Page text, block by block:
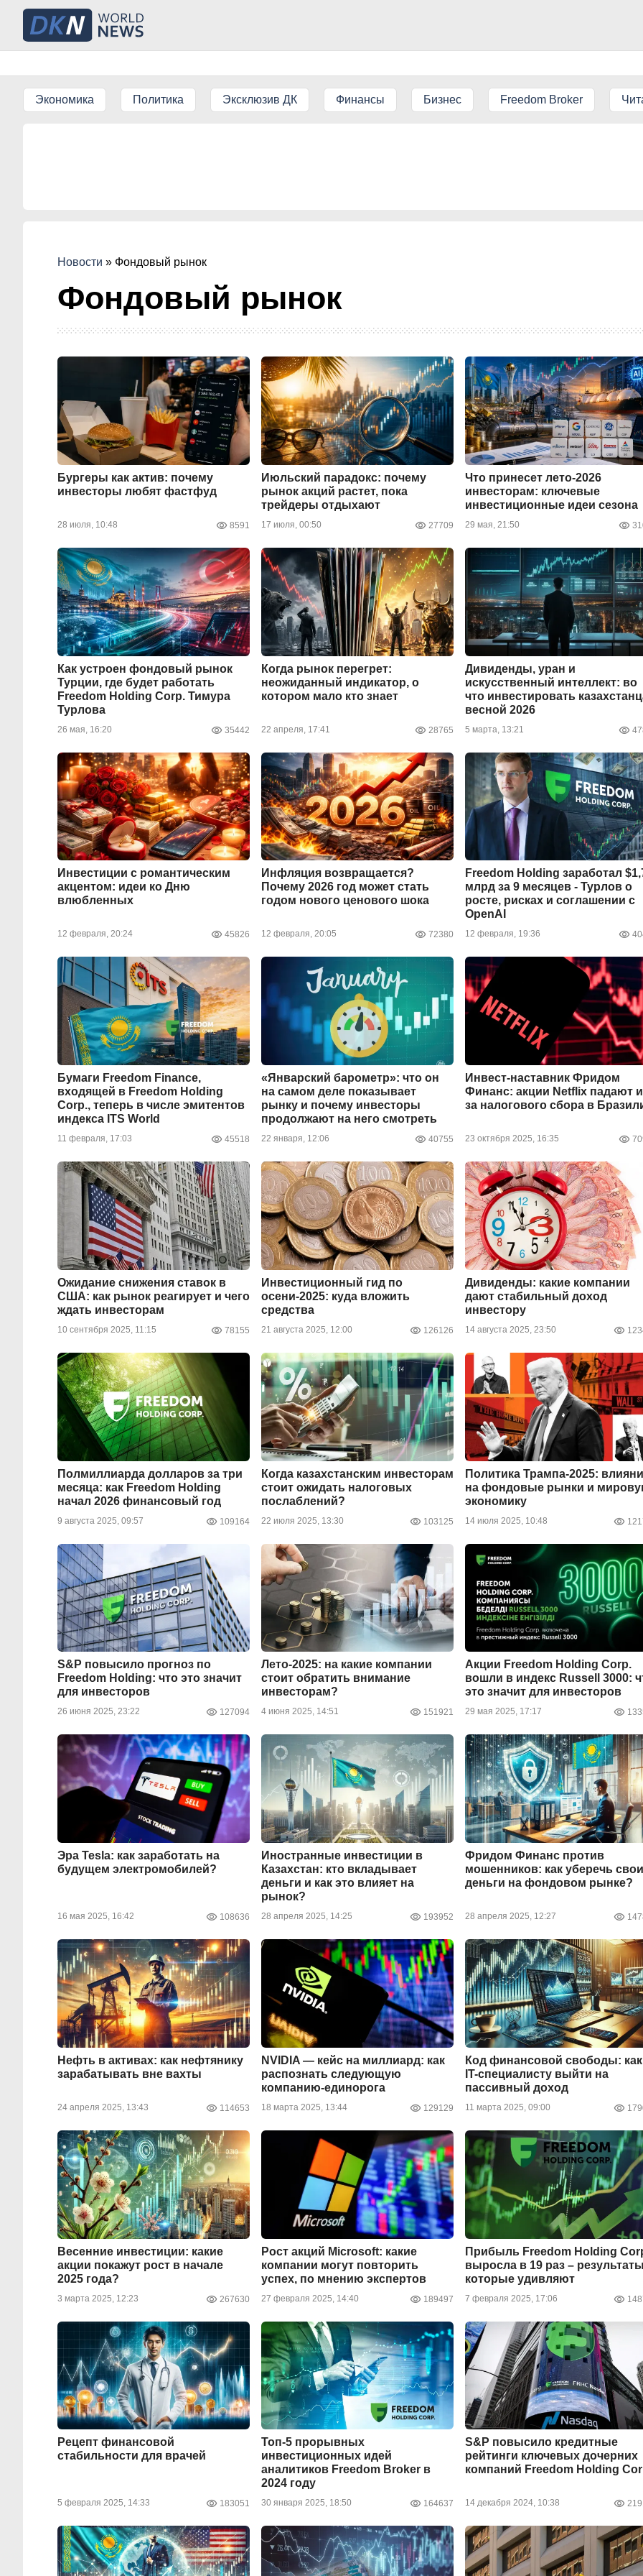
Экономика Политика Эксклюзив ДК Финансы Бизнес Freedom Broker
Новости » Фондовый рынок
Фондовый рынок
Бургеры как актив: почему
инвесторы любят фастфуд
28 июля, 10:48 8591
Июльский парадокс: почему
рынок акций растет, пока
трейдеры отдыхают
17 июля, 00:50 27709
Что принесет лето-2026
инвесторам: ключевые
инвестиционные идеи сезона
29 мая, 21:50
Как устроен фондовый рынок
Турции, где будет работать
Freedom Holding Corp. Тимура
Турлова
26 мая, 16:20 35442
Когда рынок перегрет:
неожиданный индикатор, о
котором мало кто знает
22 апреля, 17:41 28765
Дивиденды, уран и
искусственный интеллект: во
что инвестировать
весной 2026
5 марта, 13:21
Инвестиции с романтическим
акцентом: идеи ко Дню
влюбленных
12 февраля, 20:24 45826
Инфляция возвращается?
Почему 2026 год может стать
годом нового ценового шока
12 февраля, 20:05 72380
Freedom Holding заработал
млрд за 9 месяцев - Турлов о
росте, рисках и соглашении с
OpenAI
12 февраля, 19:36
Бумаги Freedom Finance,
входящей в Freedom Holding
Corp., теперь в числе эмитентов
индекса ITS World
11 февраля, 17:03 45518
«Январский барометр»: что он
на самом деле показывает
рынку и почему инвесторы
продолжают на него смотреть
22 января, 12:06 40755
Инвест-наставник Фридом
Финанс: акции Netflix падают
за налогового сбора в
23 октября 2025, 16:35
Ожидание снижения ставок в
США: как рынок реагирует и чего
ждать инвесторам
10 сентября 2025, 11:15 78155
Инвестиционный гид по
осени-2025: куда вложить
средства
21 августа 2025, 12:00 126126
Дивиденды: какие компании
дают стабильный доход
инвестору
14 августа 2025, 23:50
Полмиллиарда долларов за три
месяца: как Freedom Holding
начал 2026 финансовый год
9 августа 2025, 09:57 109164
Когда казахстанским инвесторам
стоит ожидать налоговых
послаблений?
22 июля 2025, 13:30 103125
Политика Трампа-2025:
на фондовые рынки и
экономику
14 июля 2025, 10:48
S&P повысило прогноз по
Freedom Holding: что это значит
для инвесторов
26 июня 2025, 23:22 127094
Лето-2025: на какие компании
стоит обратить внимание
инвесторам?
4 июня 2025, 14:51 151921
Акции Freedom Holding Corp.
вошли в индекс Russell 3000:
это значит для инвесторов
29 мая 2025, 17:17
Эра Tesla: как заработать на
будущем электромобилей?
16 мая 2025, 16:42 108636
Иностранные инвестиции в
Казахстан: кто вкладывает
деньги и как это влияет на
рынок?
28 апреля 2025, 14:25 193952
Фридом Финанс против
мошенников: как уберечь свои
деньги на фондовом рынке?
28 апреля 2025, 12:27
Нефть в активах: как нефтянику
зарабатывать вне вахты
24 апреля 2025, 13:43 114653
NVIDIA — кейс на миллиард: как
распознать следующую
компанию-единорога
18 марта 2025, 13:44 129129
Код финансовой свободы: как
IT-специалисту выйти на
пассивный доход
11 марта 2025, 09:00
Весенние инвестиции: какие
акции покажут рост в начале
2025 года?
3 марта 2025, 12:23 267630
Рост акций Microsoft: какие
компании могут повторить
успех, по мнению экспертов
27 февраля 2025, 14:40 189497
Прибыль Freedom Holding
выросла в 19 раз –
которые удивляют
7 февраля 2025, 17:06
Рецепт финансовой
стабильности для врачей
5 февраля 2025, 14:33 183051
Топ-5 прорывных
инвестиционных идей
аналитиков Freedom Broker в
2024 году
30 января 2025, 18:50 164637
S&P повысило кредитные
рейтинги ключевых дочерних
компаний Freedom Holding
14 декабря 2024, 10:38